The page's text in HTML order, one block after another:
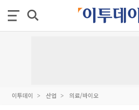
이투데이 산업 의료/바이오